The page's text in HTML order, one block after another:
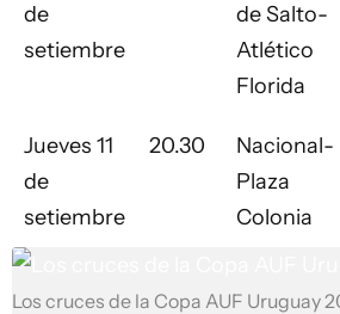
de
setiembre
de Salto-
Atlético
Florida
Jueves 11
de
setiembre
20.30
Nacional-
Plaza
Colonia
Los cruces de la Copa AUF Uruguay